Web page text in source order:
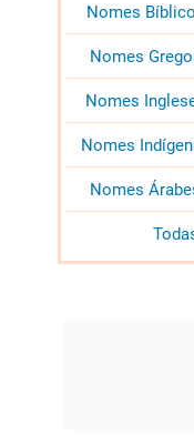
Nomes
Nomes
Nomes
Nomes
Nomes